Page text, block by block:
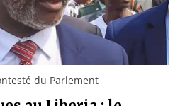
du Parlement